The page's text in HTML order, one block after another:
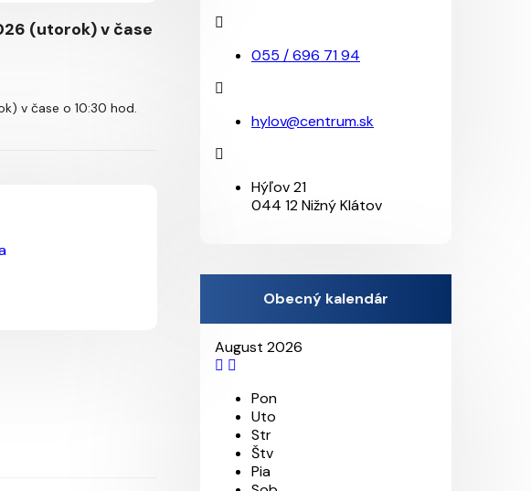
(utorok) v čase
v čase o 10:30 hod.
055 / 696 71 94
hylov@centrum.sk
Hýľov 21
044 12 Nižný Klátov
Obecný kalendár
August 2026
Pon
Uto
Str
Štv
Pia